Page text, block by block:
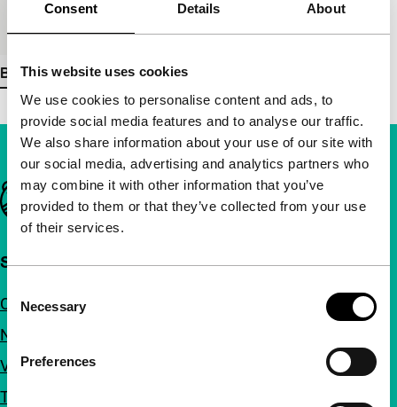
Consent Details About
This website uses cookies
We use cookies to personalise content and ads, to
provide social media features and to analyse our traffic.
We also share information about your use of our site with
our social media, advertising and analytics partners who
may combine it with other information that you’ve
provided to them or that they’ve collected from your use
of their services.
Selection
Necessary
Preferences
Bekijk meer details
Belangrijke links
Snel naar
Over ons
Nieuwsbrieven
Veelgestelde vragen
Toegankelijkheid